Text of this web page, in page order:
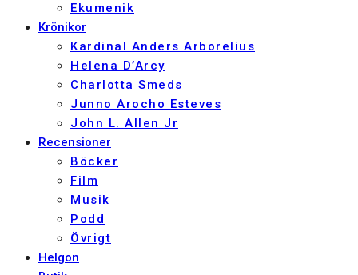
Ekumenik
Krönikor
Kardinal Anders Arborelius
Helena D’Arcy
Charlotta Smeds
Junno Arocho Esteves
John L. Allen Jr
Recensioner
Böcker
Film
Musik
Podd
Övrigt
Helgon